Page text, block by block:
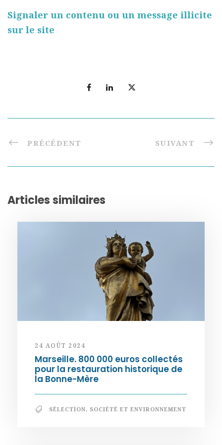
Signaler un contenu ou un message illicite
sur le site
PRÉCÉDENT SUIVANT
Articles similaires
24 AOÛT 2024
Marseille. 800 000 euros collectés
pour la restauration historique de
la Bonne-Mère
SÉLECTION, SOCIÉTÉ ET ENVIRONNEMENT